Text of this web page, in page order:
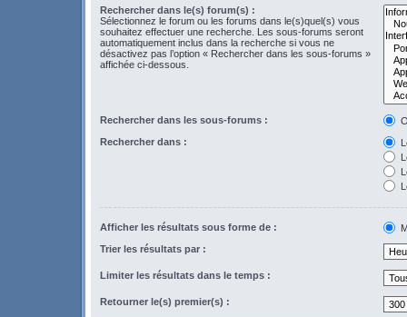
Rechercher dans le(s) forum(s) :
Sélectionnez le forum ou les forums dans le(s)quel(s) vous
souhaitez effectuer une recherche. Les sous-forums seront
automatiquement inclus dans la recherche si vous ne
désactivez pas l’option « Rechercher dans les sous-forums »
affichée ci-dessous.
Rechercher dans les sous-forums :
Rechercher dans :
Afficher les résultats sous forme de :
Trier les résultats par :
Limiter les résultats dans le temps :
Retourner le(s) premier(s) :